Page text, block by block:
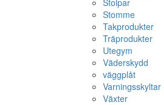
Stolpar
Stomme
Takprodukter
Träprodukter
Utegym
Väderskydd
väggplåt
Varningsskyltar
Växter